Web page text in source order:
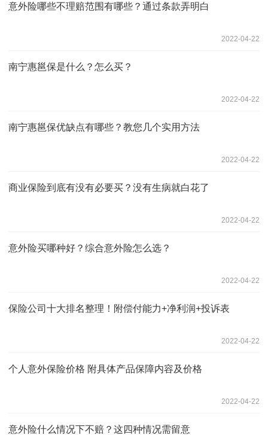
意外险哪些不理赔范围有哪些？通过条款弄明白
2022-04-22
南宁惠邕保是什么？怎么买？
2022-04-22
南宁惠邕保优缺点有哪些？教您几个实用方法
2022-04-22
商业保险到底有没有必要买？没有生病就白花了
2022-04-22
意外险买哪种好？综合意外险怎么选？
2022-04-22
保险公司十大排名整理！附偿付能力+净利润+投诉表
2022-04-22
个人意外保险价格 附具体产品保障内容及价格
2022-04-22
意外险什么情况下不赔？这四种情况需留意